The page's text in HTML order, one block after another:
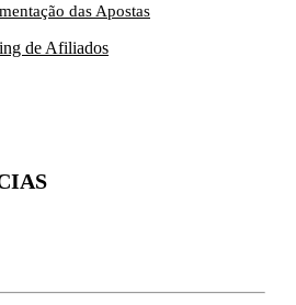
das Apostas
de Afiliados